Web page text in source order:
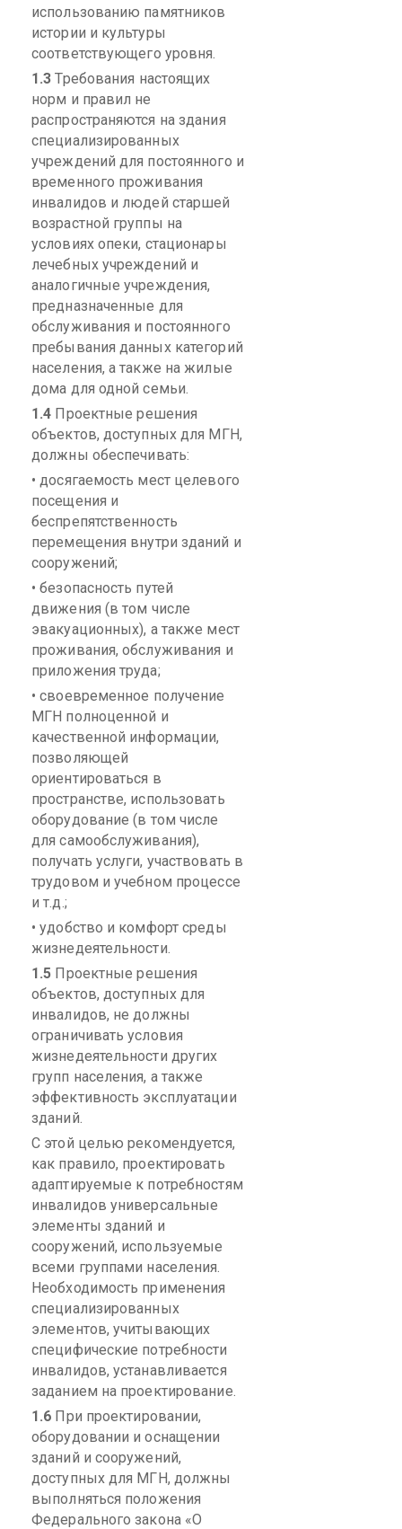
использованию памятников
истории и культуры
соответствующего уровня.
1.3 Требования настоящих
норм и правил не
распространяются на здания
специализированных
учреждений для постоянного и
временного проживания
инвалидов и людей старшей
возрастной группы на
условиях опеки, стационары
лечебных учреждений и
аналогичные учреждения,
предназначенные для
обслуживания и постоянного
пребывания данных категорий
населения, а также на жилые
дома для одной семьи.
1.4 Проектные решения
объектов, доступных для МГН,
должны обеспечивать:
• досягаемость мест целевого
посещения и
беспрепятственность
перемещения внутри зданий и
сооружений;
• безопасность путей
движения (в том числе
эвакуационных), а также мест
проживания, обслуживания и
приложения труда;
• своевременное получение
МГН полноценной и
качественной информации,
позволяющей
ориентироваться в
пространстве, использовать
оборудование (в том числе
для самообслуживания),
получать услуги, участвовать в
трудовом и учебном процессе
и т.д.;
• удобство и комфорт среды
жизнедеятельности.
1.5 Проектные решения
объектов, доступных для
инвалидов, не должны
ограничивать условия
жизнедеятельности других
групп населения, а также
эффективность эксплуатации
зданий.
С этой целью рекомендуется,
как правило, проектировать
адаптируемые к потребностям
инвалидов универсальные
элементы зданий и
сооружений, используемые
всеми группами населения.
Необходимость применения
специализированных
элементов, учитывающих
специфические потребности
инвалидов, устанавливается
заданием на проектирование.
1.6 При проектировании,
оборудовании и оснащении
зданий и сооружений,
доступных для МГН, должны
выполняться положения
Федерального закона «О